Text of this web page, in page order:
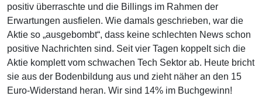
positiv überraschte und die Billings im Rahmen der
Erwartungen ausfielen. Wie damals geschrieben, war die
Aktie so „ausgebombt“, dass keine schlechten News schon
positive Nachrichten sind. Seit vier Tagen koppelt sich die
Aktie komplett vom schwachen Tech Sektor ab. Heute bricht
sie aus der Bodenbildung aus und zieht näher an den 15
Euro-Widerstand heran. Wir sind 14% im Buchgewinn!